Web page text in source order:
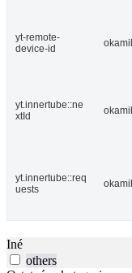
yt-remote-
device-id
yt.innertube::ne
xtId
yt.innertube::req
uests
Iné
others